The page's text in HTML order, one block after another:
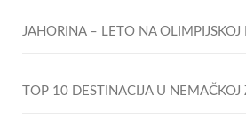
JAHORINA – LETO NA OLIMPIJSKOJ
TOP 10 DESTINACIJA U